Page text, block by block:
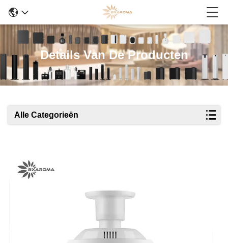
Details Van De Producten
Alle Categorieën